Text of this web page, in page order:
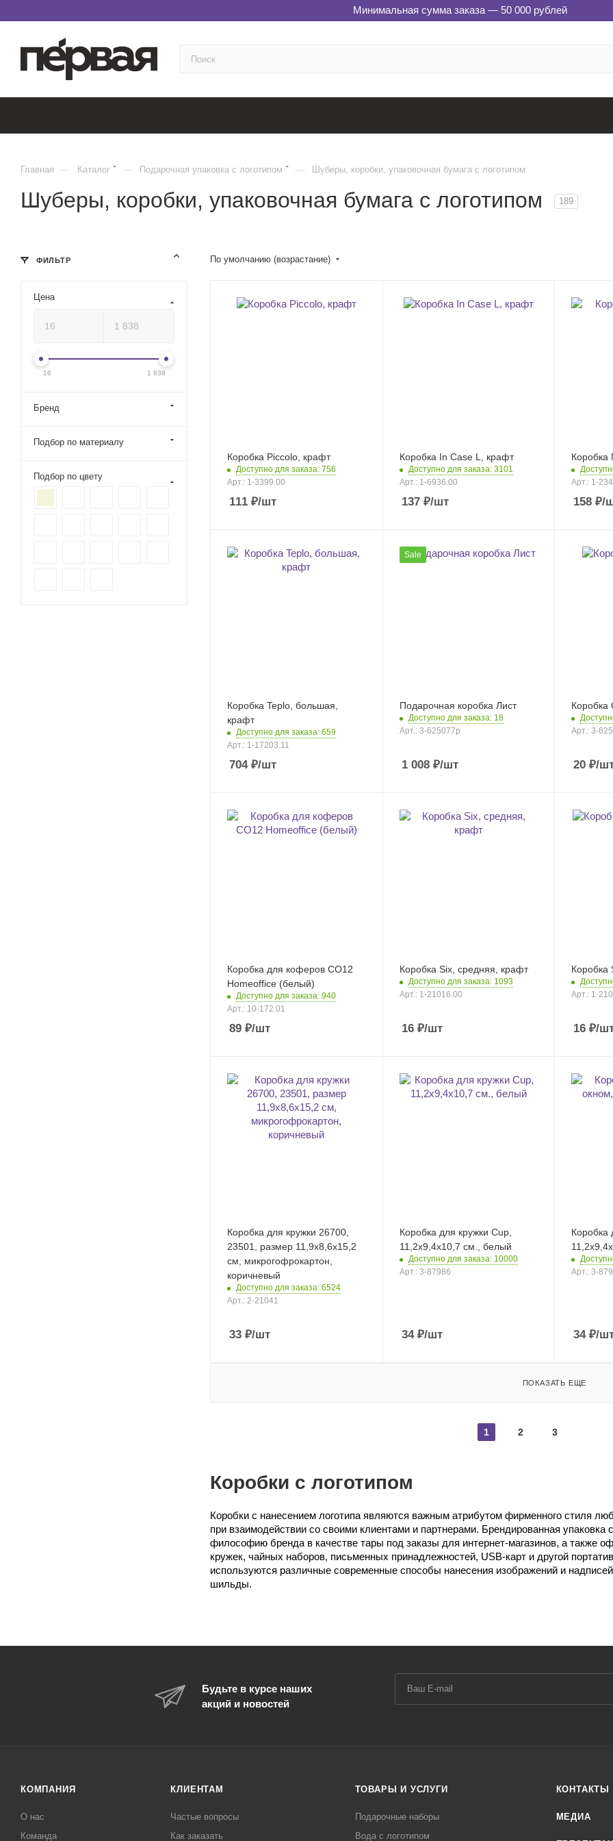
Минимальная сумма заказа — 50 000 рублей
Главная — Каталог — Подарочная упаковка с логотипом — Шуберы, коробки, упаковочная бумага с логотипом
Шуберы, коробки, упаковочная бумага с логотипом 189
По умолчанию (возрастание)
Коробка Piccolo, крафт
Доступно для заказа: 756
Арт.: 1-3399.00
111 ₽/шт
Коробка In Case L, крафт
Доступно для заказа: 3101
Арт.: 1-6936.00
137₽/шт
Коробка
Арт.: 1-
158 ₽/
Коробка Teplo, большая,
крафт
Доступно для заказа: 659
Арт.: 1-17203.11
704₽/шт
Sale
Подарочная коробка Лист
Доступно для заказа: 18
Арт.: 3-625077p
1 008₽/шт
Коробка
Арт.: 3-
20 ₽/
Коробка для коферов CO12
Homeoffice (белый)
Доступно для заказа: 940
Арт.: 10-172.01
89 ₽/шт
Коробка Six, средняя, крафт
Доступно для заказа: 1093
Арт.: 1-21016.00
16₽/шт
Коробка
Арт.: 1-
16 ₽/
Коробка для кружки 26700,
23501, размер 11,9х8,6х15,2
см, микрогофрокартон,
коричневый
Доступно для заказа: 6524
Арт.: 2-21041
33 ₽/шт
Коробка для кружки Cup,
11,2х9,4х10,7 см., белый
Доступно для заказа: 10000
Арт.: 3-87986
34₽/шт
Коробка
Арт.: 3-
34₽/
ПОКАЗАТЬ ЕЩЕ
1 2 3
Коробки с логотипом
Коробки с нанесением логотипа являются важным атрибутом фирменного стиля
при взаимодействии со своими клиентами и партнерами. Брендированная
философию бренда в качестве тары под заказы для интернет-магазинов, а также
кружек, чайных наборов, письменных принадлежностей, USB-карт и другой
используются различные современные способы нанесения изображений и
шильды.
ФИЛЬТР
Цена
16 1 838
Бренд
Подбор по материалу
Подбор по цвету
Будьте в курсе наших
акций и новостей
КОМПАНИЯ
О нас
Команда
КЛИЕНТАМ
Частые вопросы
Как заказать
ТОВАРЫ И УСЛУГИ
Подарочные наборы
Вода с логотипом
КОНТАКТЫ
МЕДИА